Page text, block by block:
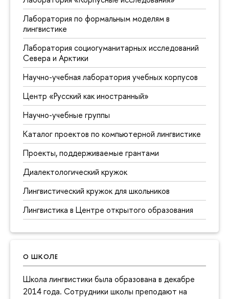
Лаборатория по формальным моделям в
лингвистике
Лаборатория социогуманитарных исследований
Севера и Арктики
Научно-учебная лаборатория учебных корпусов
Центр «Русский как иностранный»
Научно-учебные группы
Каталог проектов по компьютерной лингвистике
Проекты, поддерживаемые грантами
Диалектологический кружок
Лингвистический кружок для школьников
Лингвистика в Центре открытого образования
О ШКОЛЕ
Школа лингвистики была образована в декабре
2014 года. Сотрудники школы преподают на